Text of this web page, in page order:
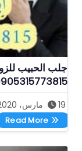
جلب الحبيب
19 مارس، 2020
Read More
جلب الحبيب للزواج